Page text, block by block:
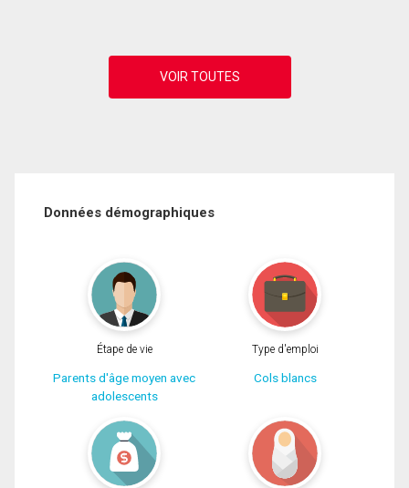
Données démographiques
Étape de vie
Parents d'âge moyen avec
adolescents
Type d'emploi
Cols blancs